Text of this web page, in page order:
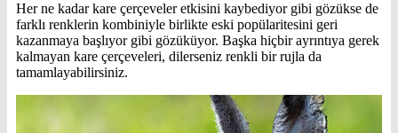
Her ne kadar kare çerçeveler etkisini kaybediyor gibi gözükse de
farklı renklerin kombiniyle birlikte eski popülaritesini geri
kazanmaya başlıyor gibi gözüküyor. Başka hiçbir ayrıntıya gerek
kalmayan kare çerçeveleri, dilerseniz renkli bir rujla da
tamamlayabilirsiniz.